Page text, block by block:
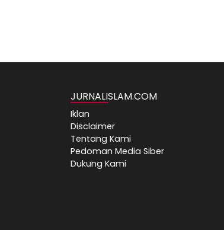
JURNALISLAM.COM
Iklan
Disclaimer
Tentang Kami
Pedoman Media Siber
Dukung Kami